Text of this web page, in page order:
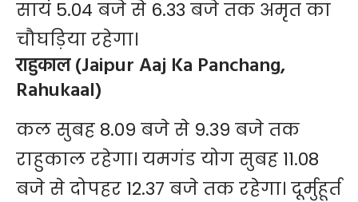
सायं 5.04 बजे से 6.33 बजे तक अमृत का
चौघड़िया रहेगा।
राहुकाल (Jaipur Aaj Ka Panchang,
Rahukaal)
कल सुबह 8.09 बजे से 9.39 बजे तक
राहुकाल रहेगा। यमगंड योग सुबह 11.08
बजे से दोपहर 12.37 बजे तक रहेगा। दूर्मुहूर्त